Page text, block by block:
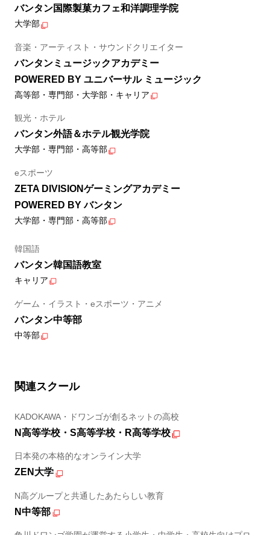
バンタン国際製菓カフェ和洋調理学院
大学部
音楽・アーティスト・サウンドクリエイター
バンタンミュージックアカデミー
POWERED BY ユニバーサル ミュージック
高等部・専門部・大学部・キャリア
観光・ホテル
バンタン外語＆ホテル観光学院
大学部・専門部・高等部
eスポーツ
ZETA DIVISIONゲーミングアカデミー
POWERED BY バンタン
大学部・専門部・高等部
韓国語
バンタン韓国語教室
キャリア
ゲーム・イラスト・eスポーツ・アニメ
バンタン中等部
中等部
関連スクール
KADOKAWA・ドワンゴが創るネットの高校
N高等学校・S高等学校・R高等学校
日本発の本格的なオンライン大学
ZEN大学
N高グループと共通したあたらしい教育
N中等部